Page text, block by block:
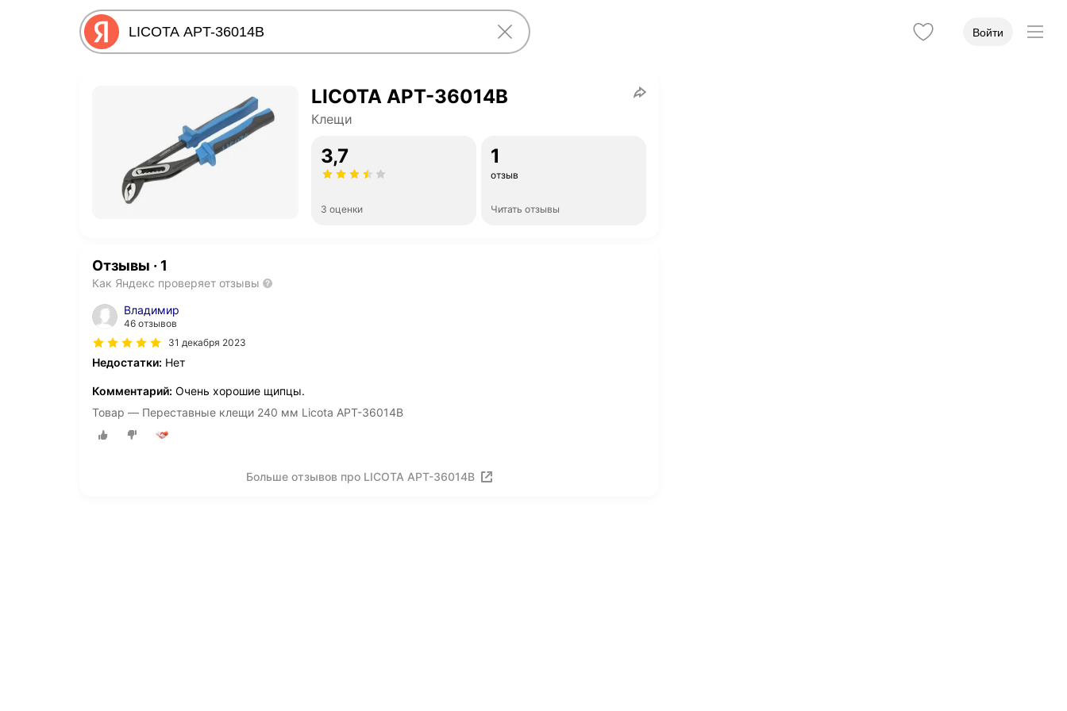
Войти
LICOTA APT-36014B
Клещи
3,7
3 оценки
1
отзыв
Читать отзывы
Отзывы · 1
Как Яндекс проверяет отзывы
Владимир
46 отзывов
31 декабря 2023
Недостатки: Нет
Комментарий: Очень хорошие щипцы.
Товар — Переставные клещи 240 мм Licota APT-36014B
Больше отзывов про LICOTA APT-36014B